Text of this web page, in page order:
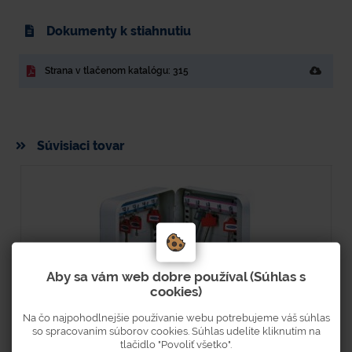
Dokumenty k stiahnutiu
Strana v tlačenom katalógu: 315
Súvisiaci tovar
Aby sa vám web dobre používal (Súhlas s
cookies)
Na čo najpohodlnejšie používanie webu potrebujeme váš súhlas
so spracovaním súborov cookies. Súhlas udelíte kliknutím na
tlačidlo "Povoliť všetko".